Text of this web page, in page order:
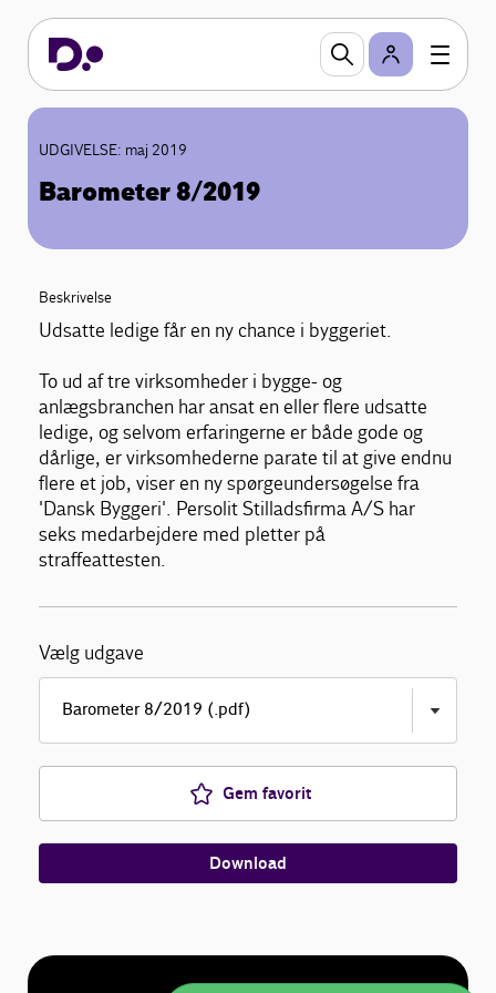
UDGIVELSE: maj 2019
Barometer 8/2019
Beskrivelse
Udsatte ledige får en ny chance i byggeriet.
To ud af tre virksomheder i bygge- og
anlægsbranchen har ansat en eller flere udsatte
ledige, og selvom erfaringerne er både gode og
dårlige, er virksomhederne parate til at give endnu
flere et job, viser en ny spørgeundersøgelse fra
'Dansk Byggeri'. Persolit Stilladsfirma A/S har
seks medarbejdere med pletter på
straffeattesten.
Vælg udgave
Gem favorit
Download